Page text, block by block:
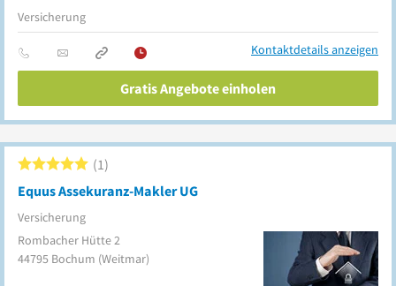
Versicherung
Kontaktdetails anzeigen
Gratis Angebote einholen
Equus Assekuranz-Makler UG
Versicherung
1
Rombacher Hütte 2
44795 Bochum (Weitmar)